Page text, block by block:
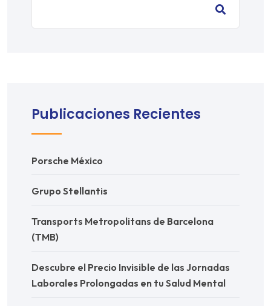
Publicaciones Recientes
Porsche México
Grupo Stellantis
Transports Metropolitans de Barcelona
(TMB)
Descubre el Precio Invisible de las Jornadas
Laborales Prolongadas en tu Salud Mental